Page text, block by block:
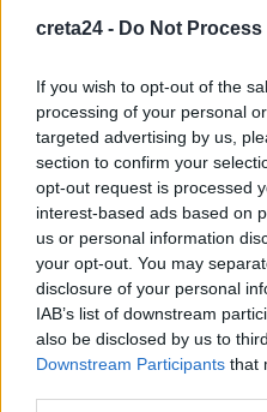
creta24 - Do Not
If you wish to opt-out of the
processing of your personal
targeted advertising by us,
section to confirm your
opt-out request is processed
interest-based ads based on
us or personal information
your opt-out. You may
disclosure of your personal
IAB’s list of downstream
also be disclosed by us to
Downstream Participants that
8 Αυγούστου, 2026
Θεατρική αφήγηση «Έρευσεν
Κεφαλά
8 Αυγούστου, 2026
TRENDING
#ΑΠΑΤΗΤΕΣ ΠΑΡΑΛΙΕΣ #
#ΠΥΡΚΑΓΙΕΣ